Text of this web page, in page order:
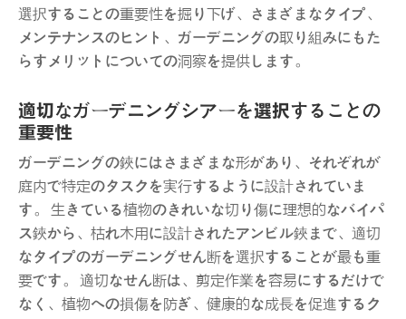
選択することの重要性を掘り下げ、さまざまなタイプ、
メンテナンスのヒント、ガーデニングの取り組みにもた
らすメリットについての洞察を提供します。
適切なガーデニングシアーを選択することの
重要性
ガーデニングの鋏にはさまざまな形があり、それぞれが
庭内で特定のタスクを実行するように設計されていま
す。 生きている植物のきれいな切り傷に理想的なバイパ
ス鋏から、枯れ木用に設計されたアンビル鋏まで、適切
なタイプのガーデニングせん断を選択することが最も重
要です。 適切なせん断は、剪定作業を容易にするだけで
なく、植物への損傷を防ぎ、健康的な成長を促進するク